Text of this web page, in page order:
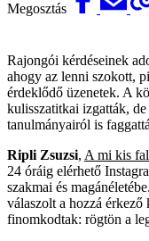
Megosztás
Rajongói kérdéseinek
ahogy az lenni szokott,
érdeklődő üzenetek. A
kulisszatitkai izgatták,
tanulmányairól is
Ripli Zsuzsi, A mi kis
24 óráig elérhető
szakmai és
válaszolt a hozzá
finomkodtak: rögtön a